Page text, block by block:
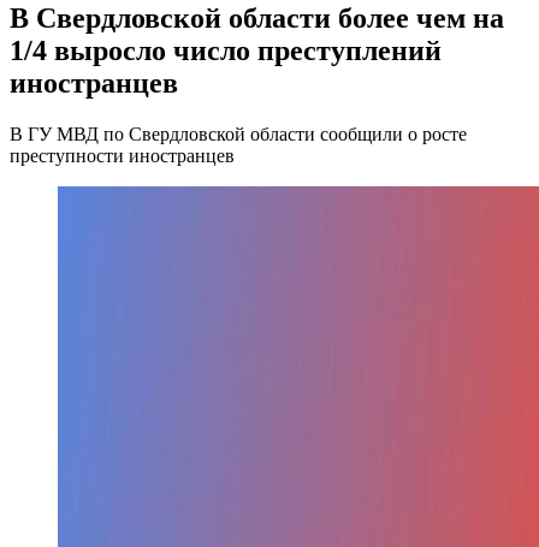
В Свердловской области более чем на
1/4 выросло число преступлений
иностранцев
В ГУ МВД по Свердловской области сообщили о росте
преступности иностранцев